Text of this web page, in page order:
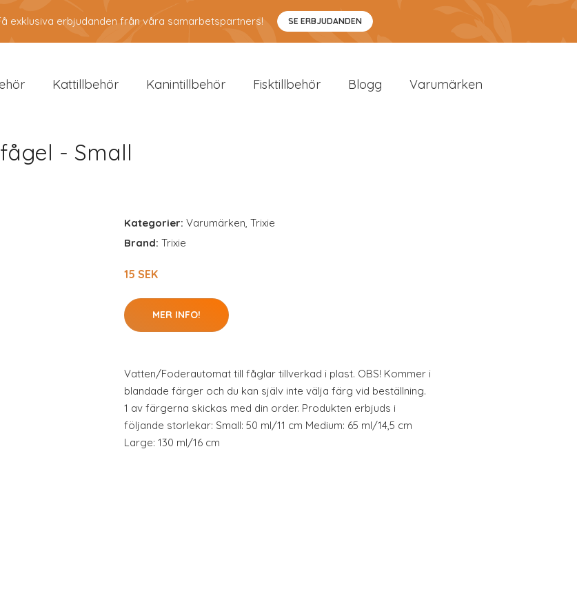
exklusiva erbjudanden från våra samarbetspartners! SE ERBJUDANDEN
Kattillbehör Kanintillbehör Fisktillbehör Blogg Varumärken
- Small
Kategorier: Varumärken, Trixie
Brand: Trixie
15 SEK
MER INFO!
Vatten/Foderautomat till fåglar tillverkad i plast. OBS! Kommer i
blandade färger och du kan själv inte välja färg vid beställning.
1 av färgerna skickas med din order. Produkten erbjuds i
följande storlekar: Small: 50 ml/11 cm Medium: 65 ml/14,5 cm
Large: 130 ml/16 cm